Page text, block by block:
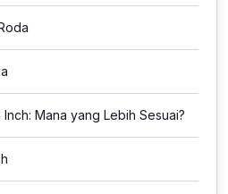
Mana yang Lebih Sesuai?